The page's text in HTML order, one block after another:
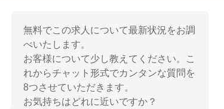
無料でこの求人について最新状況をお調
べいたします。
お客様について少し教えてください。こ
れからチャット形式でカンタンな質問を
8つさせていただきます。
お気持ちはどれに近いですか？